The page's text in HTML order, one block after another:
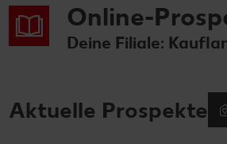
Online-
Deine Filiale:
Aktuelle Prospekte